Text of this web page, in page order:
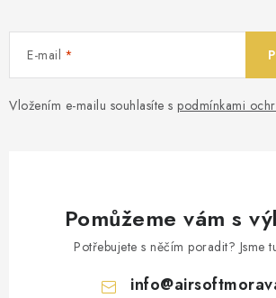
E-mail
Vložením e-mailu souhlasíte s podmínkami
Pomůžeme vám s
Potřebujete s něčím poradit? Jsme
info@